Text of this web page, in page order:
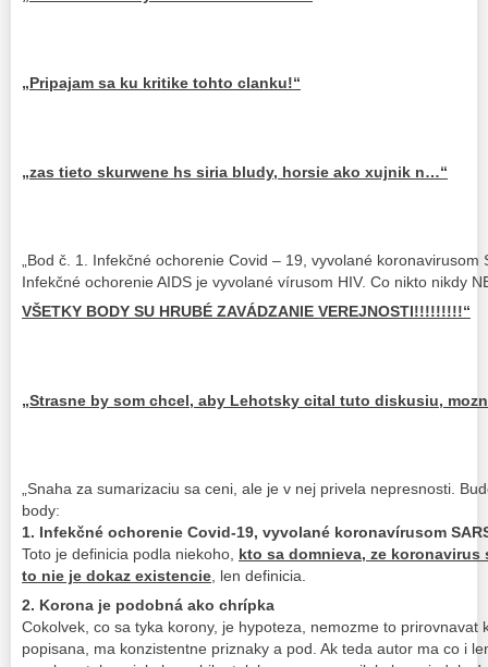
„Pripajam sa ku kritike tohto clanku!“
„zas tieto skurwene hs siria bludy, horsie ako xujnik n…“
„Bod č. 1. Infekčné ochorenie Covid – 19, vyvolané koronavirusom
Infekčné ochorenie AIDS je vyvolané vírusom HIV. Co nikto nikdy
VŠETKY BODY SU HRUBÉ ZAVÁDZANIE VEREJNOSTI!!!!!!!!!“
„Strasne by som chcel, aby Lehotsky cital tuto diskusiu,
„Snaha za sumarizaciu sa ceni, ale je v nej privela nepresnosti.
body:
1. Infekčné ochorenie Covid-19, vyvolané koronavírusom
Toto je definicia podla niekoho, kto sa domnieva, ze
to nie je dokaz existencie , len definicia.
2. Korona je podobná ako chrípka
Cokolvek, co sa tyka korony, je hypoteza, nemozme to prirovnavat
popisana, ma konzistentne priznaky a pod. Ak teda autor ma co i